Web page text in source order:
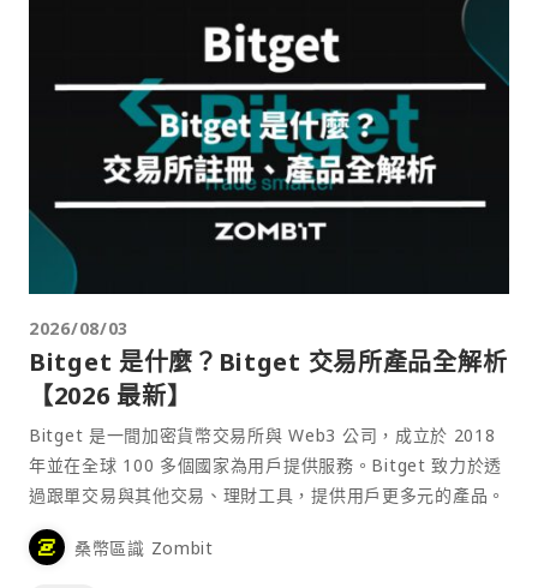
2026/08/03
Bitget 是什麼？Bitget 交易所產品全解析
【2026 最新】
Bitget 是一間加密貨幣交易所與 Web3 公司，成立於 2018
年並在全球 100 多個國家為用戶提供服務。Bitget 致力於透
過跟單交易與其他交易、理財工具，提供用戶更多元的產品。
桑幣區識 Zombit